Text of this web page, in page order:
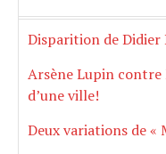
Disparition de Didier
Arsène Lupin contre
d’une ville!
Deux variations de «